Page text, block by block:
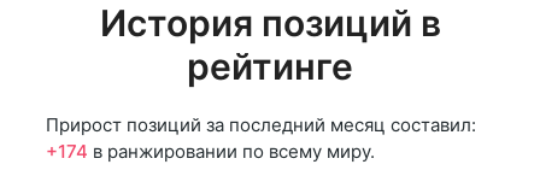
История позиций в
рейтинге
Прирост позиций за последний месяц составил:
+174 в ранжировании по всему миру.